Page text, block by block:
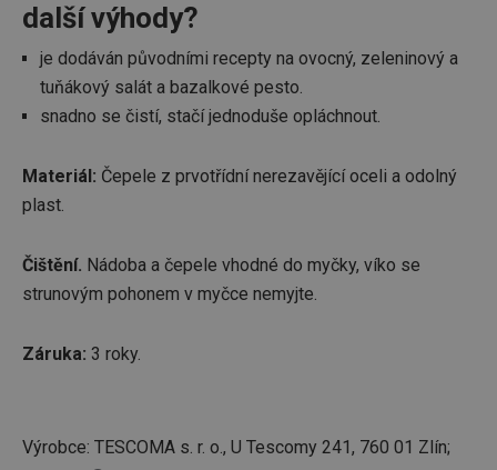
další výhody?
je dodáván původními recepty na ovocný, zeleninový a
tuňákový salát a bazalkové pesto.
snadno se čistí, stačí jednoduše opláchnout.
Materiál: Čepele z prvotřídní nerezavějící oceli a odolný
plast.
Čištění. Nádoba a čepele vhodné do myčky, víko se
strunovým pohonem v myčce nemyjte.
Záruka: 3 roky.
Výrobce: TESCOMA s. r. o., U Tescomy 241, 760 01 Zlín;